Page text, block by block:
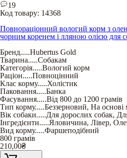
19
Код товару: 14368
Повнораціонний вологий корм з
чорним коренем і лляною олією для
Бренд.....Hubertus Gold
Тварина.....Собакам
Категорія.....Вологий корм
Раціон.....Повноцінний
Клас корму.....Холістик
Паковання.....Банка
Фасування.....Від 800 до 1200 грамів
Тип корму.....Беззерновий, На основі
Вік собаки.....Для дорослих собак,
Інгредієнти.....Яловичина, Лівер,
Вид корму.....Фаршеподібний
800 грамів
210,00₴